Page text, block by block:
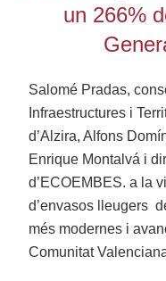
un 266%
Salomé Pradas,
Infraestructures i
d’Alzira, Alfons
Enrique Montalvá i
d’ECOEMBES. a la
d’envasos lleugers
més modernes i
Comunitat